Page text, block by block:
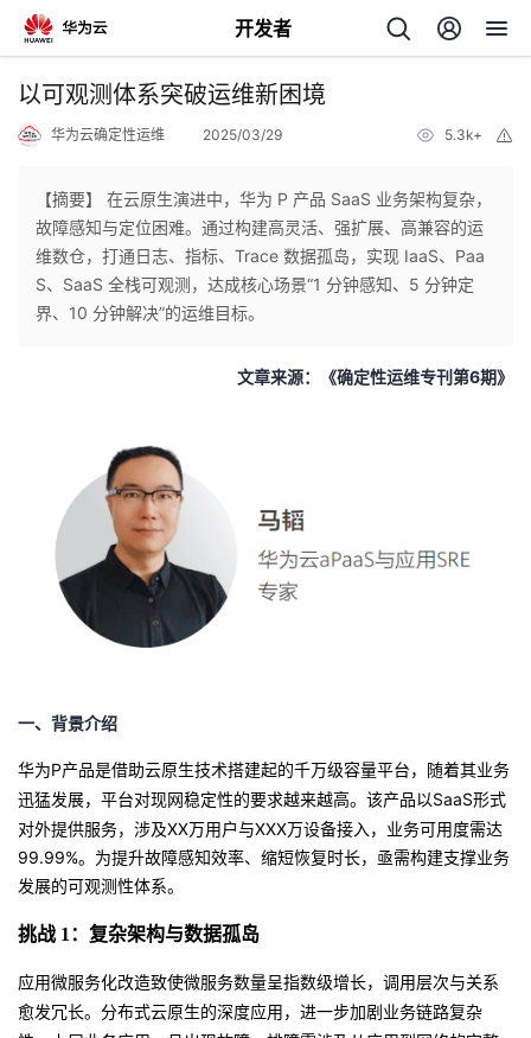
开发者
返
个
客
论
坛
的
圈
我
的
播
我
活
动
的
关
我
的
我
以可观测体系突破运维新困境
华为云确定性运维 2025/03/29 5.3k+
【摘要】 在云原生演进中，华为 P 产品 SaaS 业务架构复杂，
故障感知与定位困难。通过构建高灵活、强扩展、高兼容的运
维数仓，打通日志、指标、Trace 数据孤岛，实现 IaaS、Paa
S、SaaS 全栈可观测，达成核心场景“1 分钟感知、5 分钟定
界、10 分钟解决”的运维目标。
文章来源：《确定性运维专刊第6期》
一、 背景介绍
华为P产品是借助云原生技术搭建起的千万级容量平台 ，随着其业务
迅猛发展，平台对现网稳定性的要求越来越高。该产品以SaaS形式
对外提供服务，涉及XX万用户与XXX万设备接入，业务可用度需达
99.99%。为提升故障感知效率、缩短恢复时长，亟需构建支撑业务
发展的可观测性体系。
挑战 1：复杂架构与数据孤岛
应用微服务化改造致使微服务数量呈指数级增长，调用层次与关系
愈发冗长。分布式云原生的深度应用，进一步加剧业务链路复杂